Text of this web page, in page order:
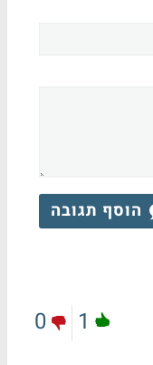
הוסף תגובה
1
0